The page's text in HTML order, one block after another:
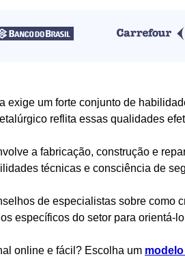
exige um forte conjunto de
reflita essas qualidades
a fabricação, construção e
técnicas e consciência de
de especialistas sobre como
específicos do setor para orientá-
online e fácil? Escolha um